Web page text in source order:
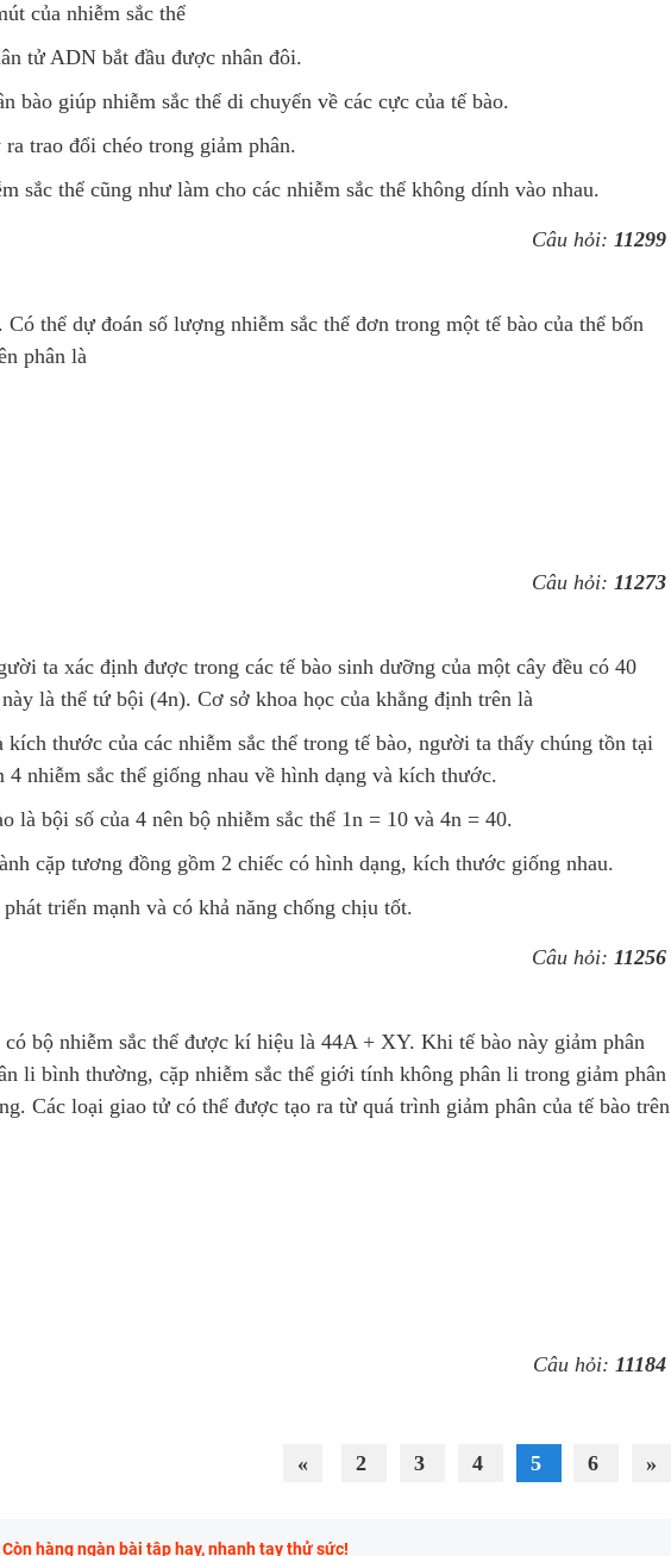
của nhiễm sắc thể
tử ADN bắt đầu được nhân đôi.
bào giúp nhiễm sắc thể di chuyển về các cực của tế bào.
trao đổi chéo trong giảm phân.
sắc thể cũng như làm cho các nhiễm sắc thể không dính vào nhau.
Câu hỏi: 11299
thể dự đoán số lượng nhiễm sắc thể đơn trong một tế bào của thể bốn
phân là
Câu hỏi: 11273
ta xác định được trong các tế bào sinh dưỡng của một cây đều có 40
là thể tứ bội (4n). Cơ sở khoa học của khẳng định trên là
kích thước của các nhiễm sắc thể trong tế bào, người ta thấy chúng tồn tại
nhiễm sắc thể giống nhau về hình dạng và kích thước.
là bội số của 4 nên bộ nhiễm sắc thể 1n = 10 và 4n = 40.
cặp tương đồng gồm 2 chiếc có hình dạng, kích thước giống nhau.
triển mạnh và có khả năng chống chịu tốt.
Câu hỏi: 11256
bộ nhiễm sắc thể được kí hiệu là 44A + XY. Khi tế bào này giảm phân
li bình thường, cặp nhiễm sắc thể giới tính không phân li trong giảm phân
Các loại giao tử có thể được tạo ra từ quá trình giảm phân của tế bào trên
Câu hỏi: 11184
« 2 3 4 5 6 »
Còn hàng ngàn bài tập hay, nhanh tay thử sức!